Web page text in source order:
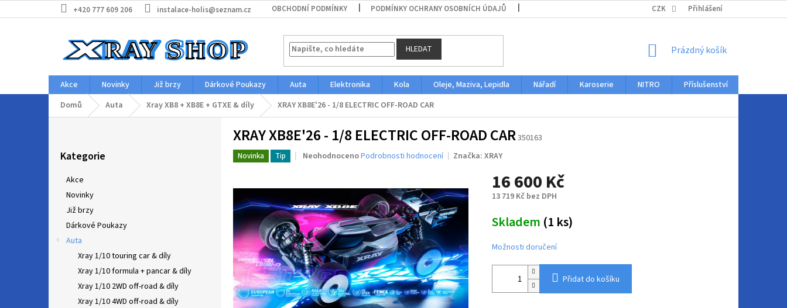
na
+420 777 609 206 instalace-holis@seznam.cz OBCHODNÍ PODMÍNKY PODMÍNKY OCHRANY OSOBNÍCH ÚDAJŮ CZK Přihlášení
HLEDAT
NÁKUPNÍ
Prázdný košík
Akce Novinky Již brzy Dárkové Poukazy Auta Elektronika Kola Oleje, Maziva, Lepidla Nářadí Karoserie NITRO Příslušenství
Domů
Auta Xray XB8 + XB8E + GTXE & díly XRAY XB8E'26 - 1/8 ELECTRIC OFF-ROAD CAR
kategorie
Kategorie
Akce
Novinky
Již brzy
Dárkové Poukazy
Auta
Xray 1/10 touring car & díly
Xray 1/10 formula + pancar & díly
Xray 1/10 2WD off-road & díly
Xray 1/10 4WD off-road & díly
XRAY XB8E'26 - 1/8 ELECTRIC OFF-ROAD CAR350163
Novinka Tip
Průměrné
je
0,0
z
5
hvězdiček.
NeohodnocenoPodrobnosti hodnocení Značka:XRAY
16 600 Kč
13 719 Kč bez DPH
cena:
Skladem (1 ks)
Možnosti doručení
Přidat do košíku